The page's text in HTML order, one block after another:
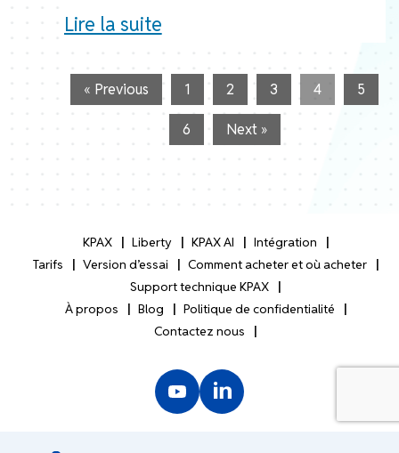
Lire la suite
« Previous 1 2 3 4 5
6 Next »
KPAX Liberty KPAX AI
Intégration
Tarifs
Version d’essai
Comment acheter et où acheter
Support technique KPAX
À propos
Blog
Politique de confidentialité
Contactez nous